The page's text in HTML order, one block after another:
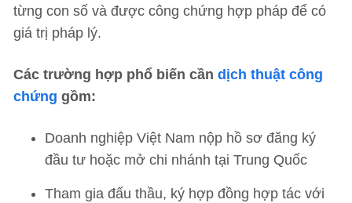
từng con số và được công chứng hợp pháp để có
giá trị pháp lý.
Các trường hợp phổ biến cần dịch thuật công
chứng gồm:
Doanh nghiệp Việt Nam nộp hồ sơ đăng ký
đầu tư hoặc mở chi nhánh tại Trung Quốc
Tham gia đấu thầu, ký hợp đồng hợp tác với